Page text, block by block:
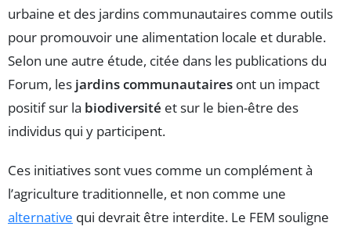
urbaine et des jardins communautaires comme outils
pour promouvoir une alimentation locale et durable.
Selon une autre étude, citée dans les publications du
Forum, les jardins communautaires ont un impact
positif sur la biodiversité et sur le bien-être des
individus qui y participent.
Ces initiatives sont vues comme un complément à
l’agriculture traditionnelle, et non comme une
alternative qui devrait être interdite. Le FEM souligne